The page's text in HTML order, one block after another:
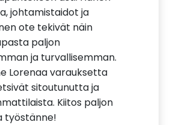
johtamistaidot ja
ote tekivät näin
paljon
ja turvallisemman.
Lorenaa varauksetta
sitoutunutta ja
Kiitos paljon
työstänne!